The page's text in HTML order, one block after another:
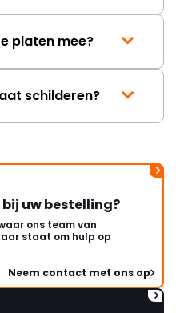
platen mee?
schilderen?
uw bestelling?
ons team van
staat om hulp op
Neem contact met ons op